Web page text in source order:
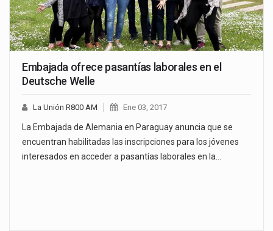
Embajada ofrece pasantías laborales en el
Deutsche Welle
La Unión R800 AM Ene 03, 2017
La Embajada de Alemania en Paraguay anuncia que se
encuentran habilitadas las inscripciones para los jóvenes
interesados en acceder a pasantías laborales en la…